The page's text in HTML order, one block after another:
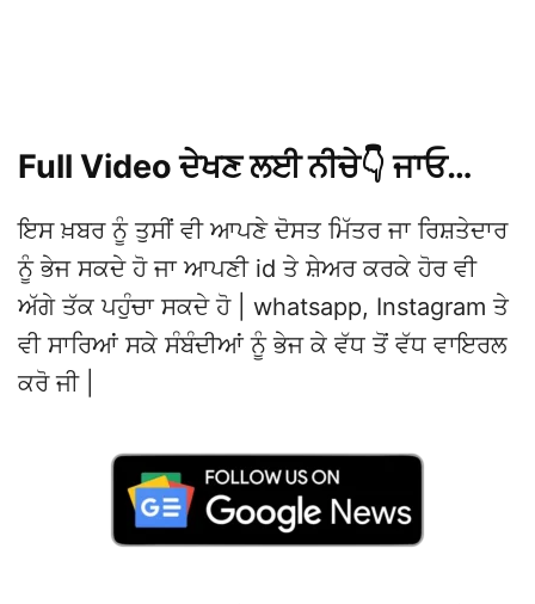
Full Video ਦੇਖਣ ਲਈ ਨੀਚੇ👇 ਜਾਓ…
ਇਸ ਖ਼ਬਰ ਨੂੰ ਤੁਸੀਂ ਵੀ ਆਪਣੇ ਦੋਸਤ ਮਿੱਤਰ ਜਾ ਰਿਸ਼ਤੇਦਾਰ
ਨੂੰ ਭੇਜ ਸਕਦੇ ਹੋ ਜਾ ਆਪਣੀ id ਤੇ ਸ਼ੇਅਰ ਕਰਕੇ ਹੋਰ ਵੀ
ਅੱਗੇ ਤੱਕ ਪਹੁੰਚਾ ਸਕਦੇ ਹੋ | whatsapp, Instagram ਤੇ
ਵੀ ਸਾਰਿਆਂ ਸਕੇ ਸੰਬੰਦੀਆਂ ਨੂੰ ਭੇਜ ਕੇ ਵੱਧ ਤੋਂ ਵੱਧ ਵਾਇਰਲ
ਕਰੋ ਜੀ |